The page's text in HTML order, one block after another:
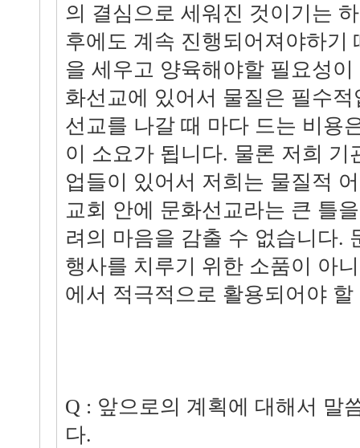
의 결심으로 세워진 것이기는
후에도 계속 진행되어져야하기
을 세우고 양육해야할 필요성
화선교에 있어서 물질은 필수
선교를 나갈 때 마다 드는 비용
이 소요가 됩니다. 물론 저희 기
업들이 있어서 저희는 물질적
교회 안에 문화선교라는 큰 틀
려의 마음을 감출 수 없습니다.
행사를 치루기 위한 소품이 아
에서 적극적으로 활용되어야
Q : 앞으로의 계획에 대해서 말
다.